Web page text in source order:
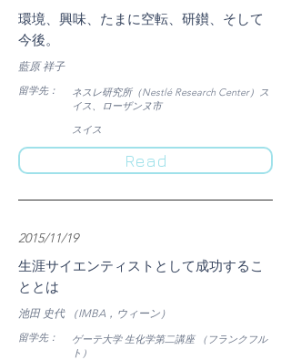
環境、興味、たまに空転、研鑚、そして
今後。
藍原 祥子
​留学先：
ネスレ研究所（Nestlé Research Center）ス
イス、ローザンヌ市
​スイス
Read
2015/11/19
生涯サイエンティストとして成功するこ
ととは
池田 史代 （IMBA，ウィーン）
​留学先：
​ゲーテ大学 生化学第二講座 （フランクフル
ト）